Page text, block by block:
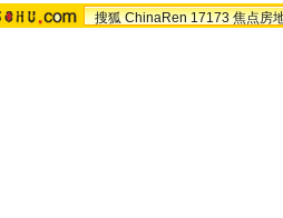
搜狐 ChinaRen 17173 焦点房